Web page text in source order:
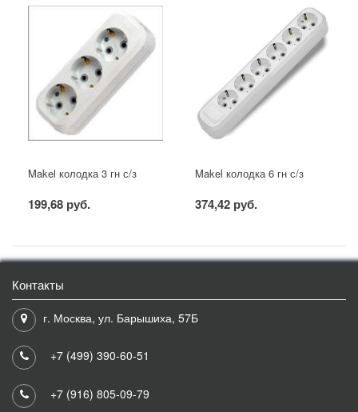
Makel колодка 3 гн с/з
199,68 руб.
Makel колодка 6 гн с/з
374,42 руб.
Контакты
г. Москва, ул. Барышиха, 57Б
+7 (499) 390-60-51
+7 (916) 805-09-79